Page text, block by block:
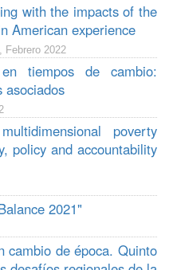
with the impacts of the
American experience
Febrero 2022
tiempos de cambio:
asociados
poverty
policy and accountability
2021"
cambio de época. Quinto